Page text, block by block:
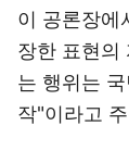
이 공론장에
장한 표현의
는 행위는
작"이라고